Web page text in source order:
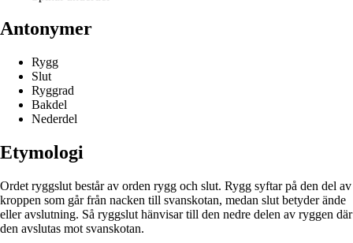
Antonymer
Rygg
Slut
Ryggrad
Bakdel
Nederdel
Etymologi
Ordet ryggslut består av orden rygg och slut. Rygg syftar på den del av
kroppen som går från nacken till svanskotan, medan slut betyder ände
eller avslutning. Så ryggslut hänvisar till den nedre delen av ryggen där
den avslutas mot svanskotan.